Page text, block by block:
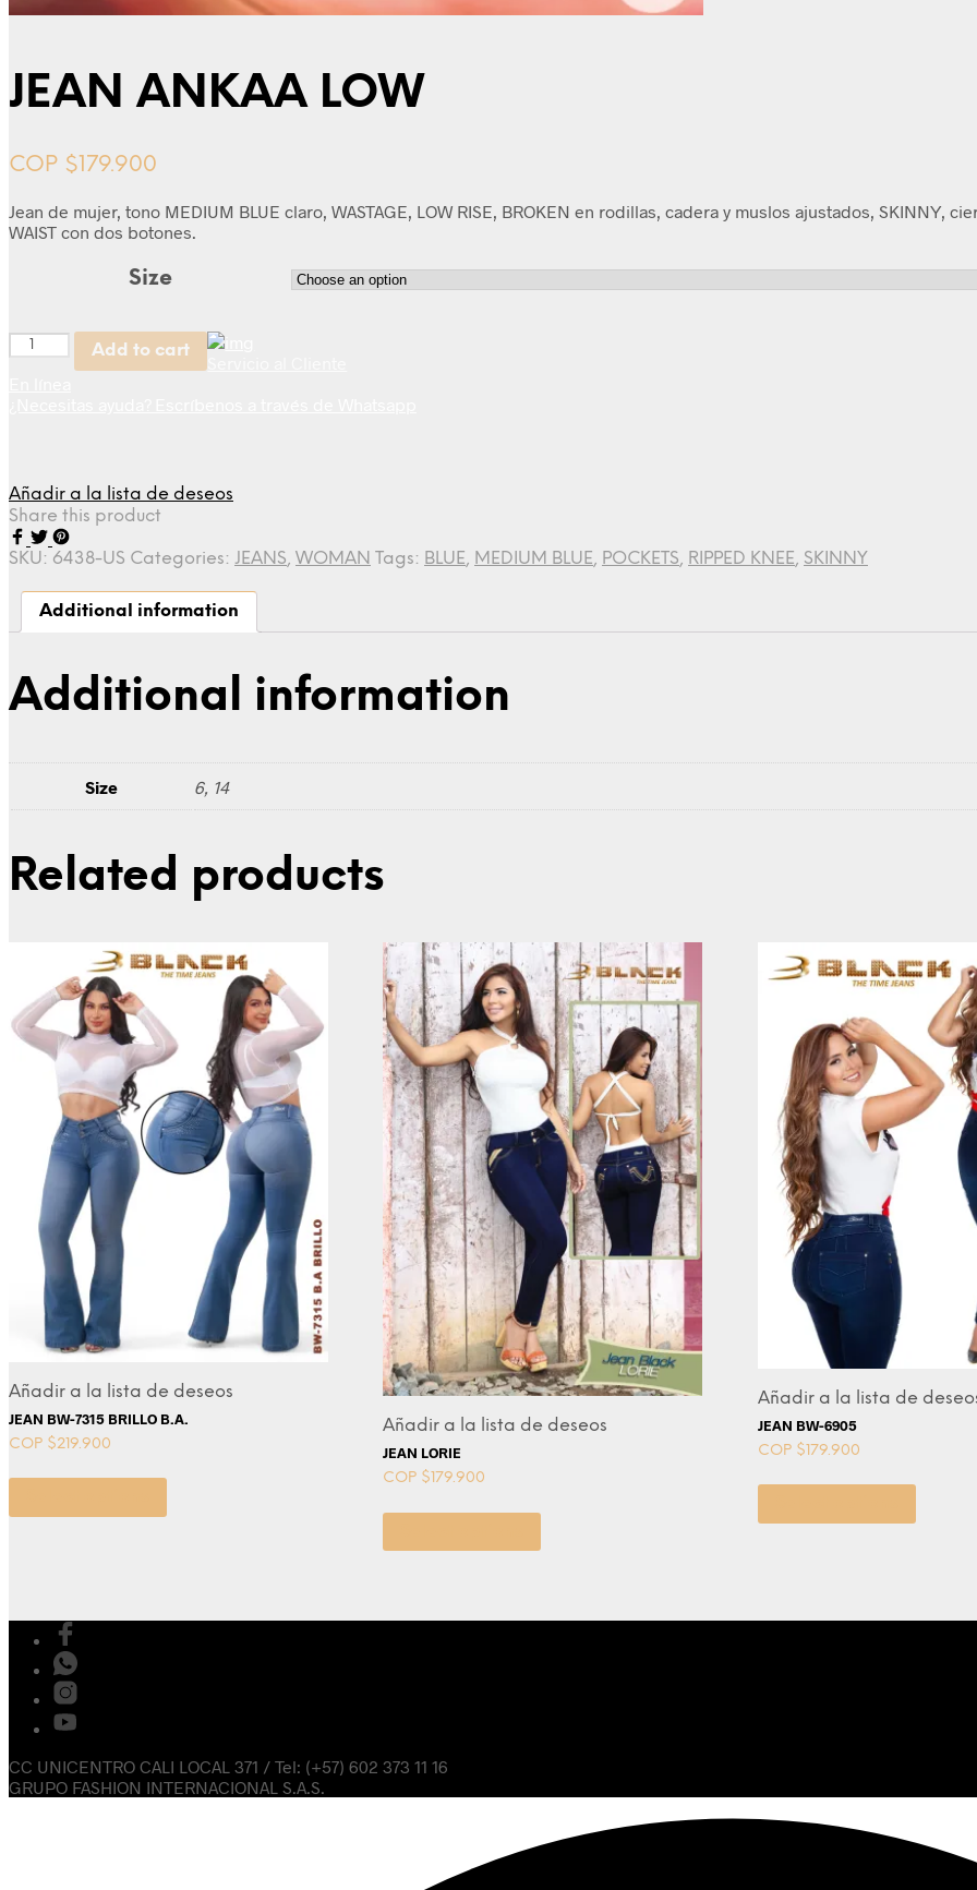
JEAN ANKAA LOW
COP $179.900
Jean de mujer, tono MEDIUM BLUE claro, WASTAGE, LOW RISE, BROKEN en rodillas, cadera y muslos ajustados, SKINNY,
WAIST con dos botones.
Size
Quantity
Add to cart
Añadir a la lista de deseos
Share this product
SKU: 6438-US Categories: JEANS, WOMAN Tags: BLUE, MEDIUM BLUE, POCKETS, RIPPED KNEE, SKINNY
Additional information
Additional information
Size 6, 14
Related products
Añadir a la lista de deseos
JEAN BW-7315 BRILLO B.A.
COP $219.900
Añadir a la lista de deseos
JEAN LORIE
COP $179.900
Añadir a la lista de
JEAN BW-6905
COP $179.900
CC UNICENTRO CALI LOCAL 371 / Tel: (+57) 602 373 11 16
GRUPO FASHION INTERNACIONAL S.A.S.